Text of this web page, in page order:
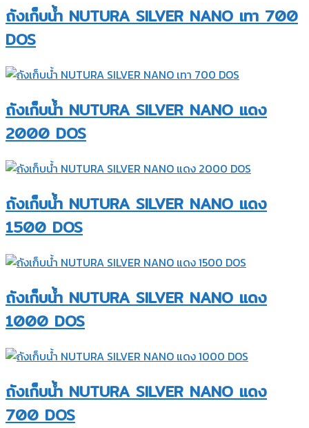
ถังเก็บน้ำ NUTURA SILVER NANO เทา 700
DOS
ถังเก็บน้ำ NUTURA SILVER NANO แดง
2000 DOS
ถังเก็บน้ำ NUTURA SILVER NANO แดง
1500 DOS
ถังเก็บน้ำ NUTURA SILVER NANO แดง
1000 DOS
ถังเก็บน้ำ NUTURA SILVER NANO แดง
700 DOS